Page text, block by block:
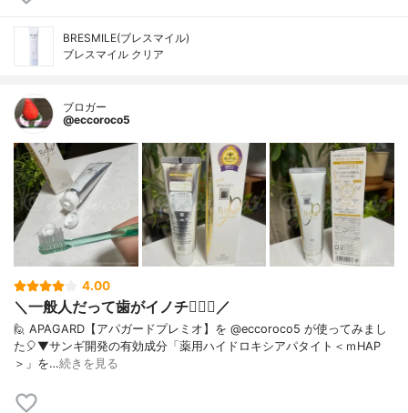
BRESMILE(ブレスマイル)
ブレスマイル クリア
ブロガー
@eccoroco5
4.00
＼一般人だって歯がイノチ❤️‍🔥🦷／
🙋 APAGARD【アパガードプレミオ】を @eccoroco5 が使ってみまし
た🎈⁡⁡⁡⁡▼⁡サンギ開発の有効成分「薬用ハイドロキシアパタイト＜ｍHAP
＞」を…続きを見る